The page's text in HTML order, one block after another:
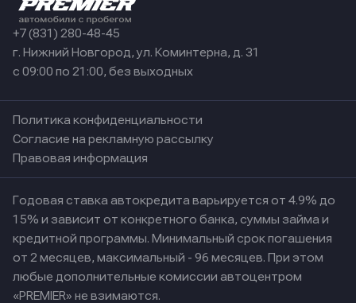
+7 (831) 280-48-45
г. Нижний Новгород, ул. Коминтерна, д. 31
с 09:00 по 21:00, без выходных
Политика конфиденциальности
Согласие на рекламную рассылку
Правовая информация
Годовая ставка автокредита варьируется от 4.9% до
15% и зависит от конкретного банка, суммы займа и
кредитной программы. Минимальный срок погашения
от 2 месяцев, максимальный - 96 месяцев. При этом
любые дополнительные комиссии автоцентром
«PREMIER» не взимаются.